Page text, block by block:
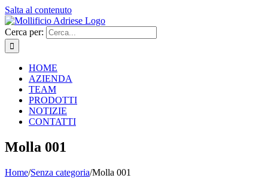
Salta al contenuto
Cerca per:
HOME
AZIENDA
TEAM
PRODOTTI
NOTIZIE
CONTATTI
Molla 001
Home/Senza categoria/Molla 001